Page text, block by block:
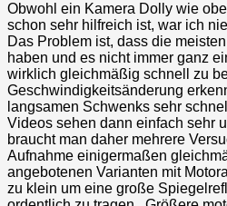
Obwohl ein Kamera Dolly wie
schon sehr hilfreich ist, war ich
Das Problem ist, dass die
haben und es nicht immer ganz
wirklich gleichmäßig schnell zu
Geschwindigkeitsänderung
langsamen Schwenks sehr
Videos sehen dann einfach sehr
braucht man daher mehrere
Aufnahme einigermaßen
angebotenen Varianten mit
zu klein um eine große